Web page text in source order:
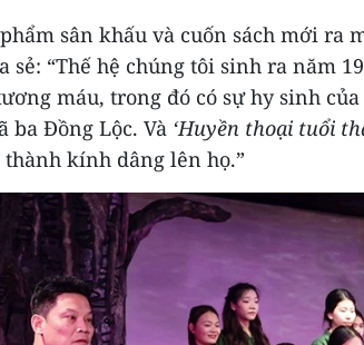
sân khấu và cuốn sách mới ra
sẻ: “Thế hệ chúng tôi sinh ra năm
máu, trong đó có sự hy sinh
ba Đồng Lộc. Và ‘Huyền thoại tuổi
kính dâng lên họ.”